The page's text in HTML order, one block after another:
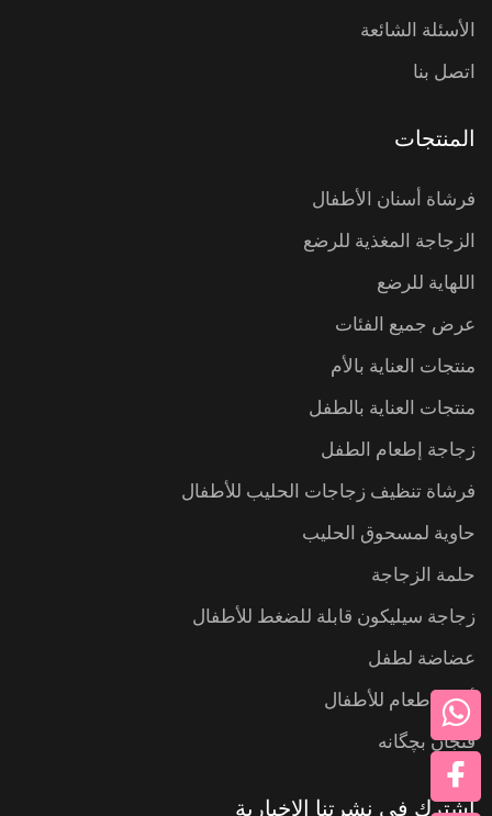
الأسئلة الشائعة
اتصل بنا
المنتجات
فرشاة أسنان الأطفال
الزجاجة المغذية للرضع
اللهاية للرضع
عرض جميع الفئات
منتجات العناية بالأم
منتجات العناية بالطفل
زجاجة إطعام الطفل
فرشاة تنظيف زجاجات الحليب للأطفال
حاوية لمسحوق الحليب
حلمة الزجاجة
زجاجة سيليكون قابلة للضغط للأطفال
عضاضة لطفل
أواني طعام للأطفال
فنجان بچگانه
اشترك في نشرتنا الإخبارية